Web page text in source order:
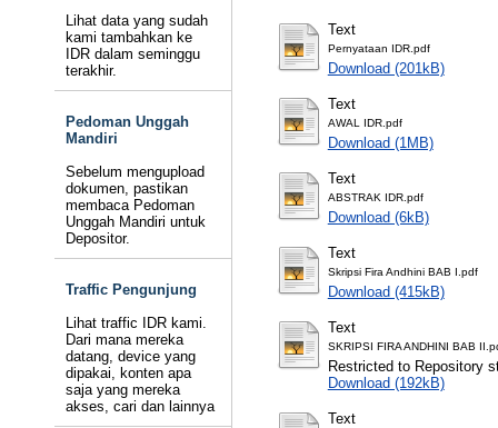
Lihat data yang sudah
kami tambahkan ke
IDR dalam seminggu
terakhir.
Pedoman Unggah
Mandiri
Sebelum mengupload
dokumen, pastikan
membaca Pedoman
Unggah Mandiri untuk
Depositor.
Traffic Pengunjung
Lihat traffic IDR kami.
Dari mana mereka
datang, device yang
dipakai, konten apa
saja yang mereka
akses, cari dan lainnya
Text
Pernyataan IDR.pdf
Download (201kB)
Text
AWAL IDR.pdf
Download (1MB)
Text
ABSTRAK IDR.pdf
Download (6kB)
Text
Skripsi Fira Andhini BAB I.pdf
Download (415kB)
Text
SKRIPSI FIRA ANDHINI BAB
Restricted to Repository
Download (192kB)
Text